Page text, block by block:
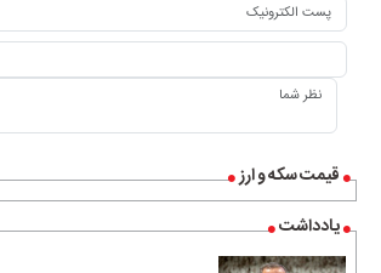
قیمت سکه و ارز
یادداشت